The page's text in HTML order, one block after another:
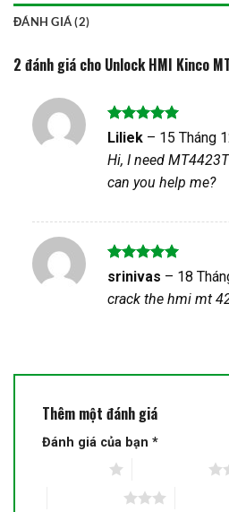
đánh giá
ĐÁNH GIÁ (2)
2 đánh giá cho Unlock HMI Kinco
Được xếp
sao
Liliek – 15 Tháng
Hi, I need
can you help me?
Được xếp
sao
srinivas – 18
crack the hmi mt
Thêm một đánh giá
Đánh giá của bạn *